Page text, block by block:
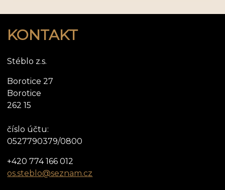
KONTAKT
Stéblo z.s.
Borotice 27
Borotice
262 15
číslo účtu:
0527790379/0800
+420 774 166 012
os.steblo@seznam.cz